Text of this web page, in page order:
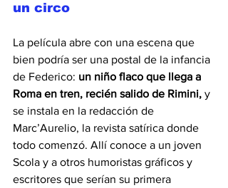
un circo
La película abre con una escena que
bien podría ser una postal de la infancia
de Federico: un niño flaco que llega a
Roma en tren, recién salido de Rimini, y
se instala en la redacción de
Marc’Aurelio, la revista satírica donde
todo comenzó. Allí conoce a un joven
Scola y a otros humoristas gráficos y
escritores que serían su primera